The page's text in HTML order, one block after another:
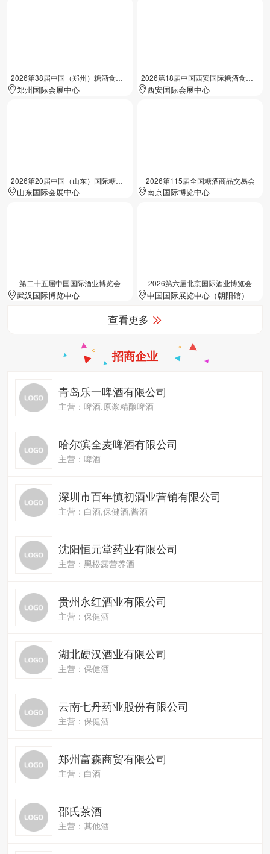
2026第38届中国（郑州）糖酒食品交易会
郑州国际会展中心
2026第18届中国西安国际糖酒食品展览会
西安国际会展中心
2026第20届中国（山东）国际糖酒食品交易会
山东国际会展中心
2026第115届全国糖酒商品交易会
南京国际博览中心
第二十五届中国国际酒业博览会
武汉国际博览中心
2026第六届北京国际酒业博览会
中国国际展览中心（朝阳馆）
查看更多
招商企业
青岛乐一啤酒有限公司
主营：啤酒.原浆精酿啤酒
哈尔滨全麦啤酒有限公司
主营：啤酒
深圳市百年慎初酒业营销有限公司
主营：白酒,保健酒,酱酒
沈阳恒元堂药业有限公司
主营：黑松露营养酒
贵州永红酒业有限公司
主营：保健酒
湖北硬汉酒业有限公司
主营：保健酒
云南七丹药业股份有限公司
主营：保健酒
郑州富森商贸有限公司
主营：白酒
邵氏茶酒
主营：其他酒